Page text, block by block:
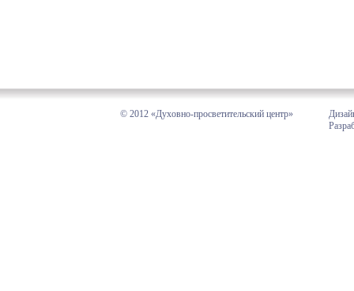
© 2012 «Духовно-просветительский центр»